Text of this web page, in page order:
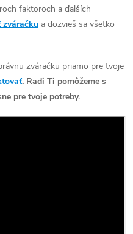
faktoroch a ďalších
zváračku a dozvieš sa všetko
zváračku priamo pre tvoje
. Radi Ti pomôžeme s
pre tvoje potreby.